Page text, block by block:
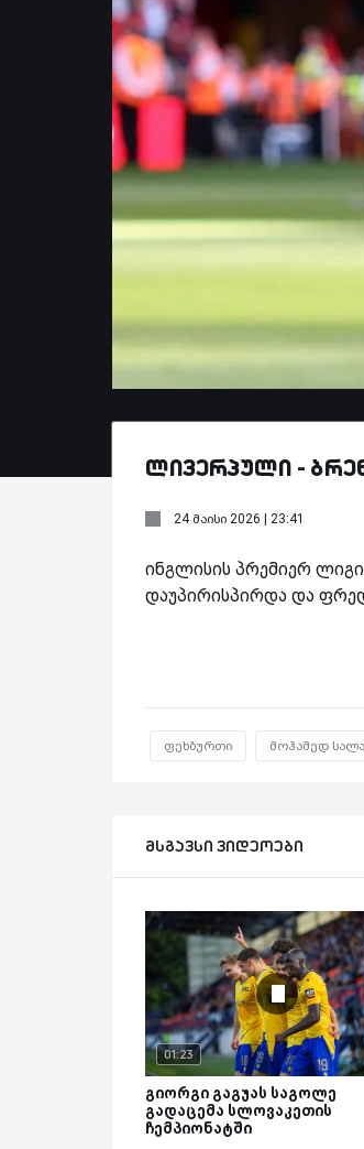
ლივერპული -
24 მაისი 2026 | 23:41
ინგლისის პრემიერ
დაუპირისპირდა და
ფეხბურთი მოჰამედ
მსგავსი ვიდეოები
01:23
გიორგი გაგუას საგოლე
გადაცემა სლოვაკეთის
ჩემპიონატში